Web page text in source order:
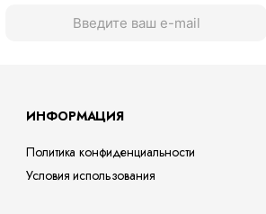
ИНФОРМАЦИЯ
Политика конфиденциальности
Условия использования